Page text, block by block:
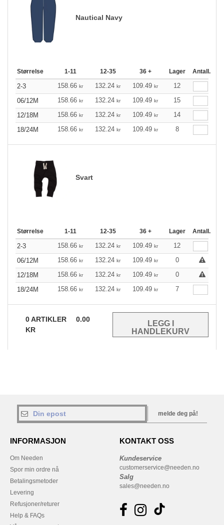
Nautical Navy
Størrelse 1-11 12-35 36 + Lager Antall.
2-3 158.66 kr 132.24 kr 109.49 kr
12
06/12M
158.66 kr 132.24 kr 109.49 kr
15
12/18M
158.66 kr 132.24 kr 109.49 kr
14
18/24M
158.66 kr 132.24 kr 109.49 kr 8
Svart
Størrelse 1-11 12-35 36 + Lager Antall.
2-3 158.66 kr 132.24 kr 109.49 kr
12
06/12M
158.66 kr 132.24 kr 109.49 kr
0
12/18M
158.66 kr 132.24 kr 109.49 kr
0
18/24M
158.66 kr 132.24 kr 109.49 kr 7
0ARTIKLER
0.00
KR
melde deg på!
INFORMASJON
Om Needen
Spor min ordre nå
Betalingsmetoder
Levering
Refusjoner/returer
Help & FAQs
KONTAKT OSS
Kundeservice
customerservice@needen.no
Salg
sales@needen.no